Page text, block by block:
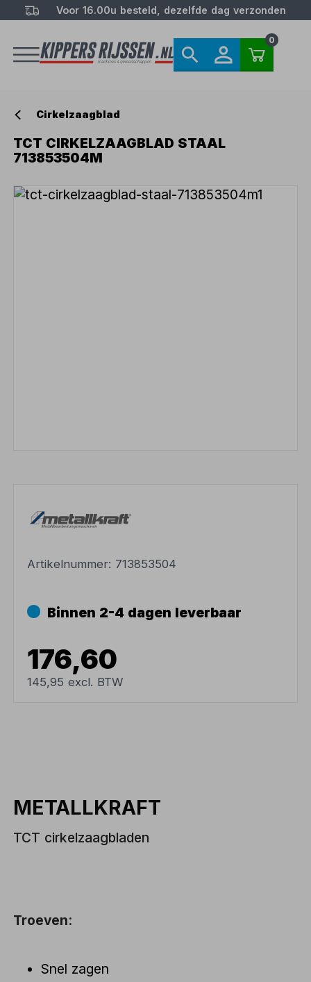
Voor 16.00u besteld, dezelfde dag verzonden
0
Cirkelzaagblad
TCT CIRKELZAAGBLAD STAAL
713853504M
Artikelnummer: 713853504
Binnen 2-4 dagen leverbaar
176,60
145,95 excl. BTW
METALLKRAFT
TCT cirkelzaagbladen
Troeven:
Snel zagen